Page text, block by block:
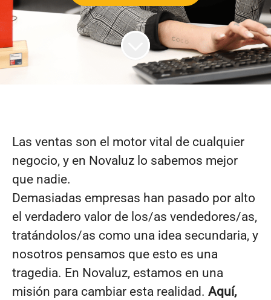
Las ventas son el motor vital de cualquier
negocio, y en Novaluz lo sabemos mejor
que nadie.
Demasiadas empresas han pasado por alto
el verdadero valor de los/as vendedores/as,
tratándolos/as como una idea secundaria, y
nosotros pensamos que esto es una
tragedia. En Novaluz, estamos en una
misión para cambiar esta realidad. Aquí,